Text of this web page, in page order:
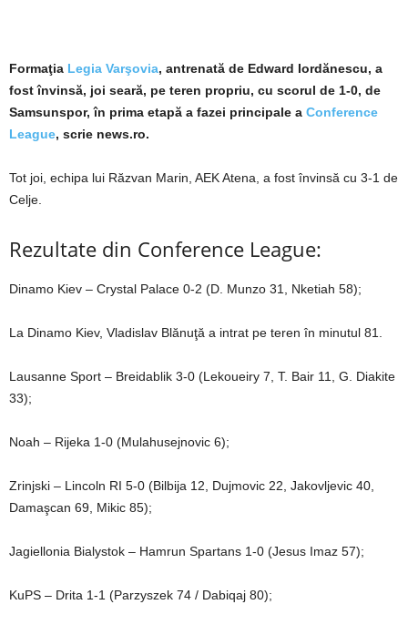
Formaţia Legia Varşovia, antrenată de Edward Iordănescu, a
fost învinsă, joi seară, pe teren propriu, cu scorul de 1-0, de
Samsunspor, în prima etapă a fazei principale a Conference
League, scrie news.ro.
Tot joi, echipa lui Răzvan Marin, AEK Atena, a fost învinsă cu 3-1 de
Celje.
Rezultate din Conference League:
Dinamo Kiev – Crystal Palace 0-2 (D. Munzo 31, Nketiah 58);
La Dinamo Kiev, Vladislav Blănuţă a intrat pe teren în minutul 81.
Lausanne Sport – Breidablik 3-0 (Lekoueiry 7, T. Bair 11, G. Diakite
33);
Noah – Rijeka 1-0 (Mulahusejnovic 6);
Zrinjski – Lincoln RI 5-0 (Bilbija 12, Dujmovic 22, Jakovljevic 40,
Damaşcan 69, Mikic 85);
Jagiellonia Bialystok – Hamrun Spartans 1-0 (Jesus Imaz 57);
KuPS – Drita 1-1 (Parzyszek 74 / Dabiqaj 80);